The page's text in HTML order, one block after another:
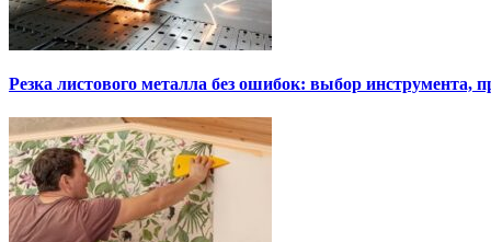
Резка листового металла без ошибок: выбор инструмента,